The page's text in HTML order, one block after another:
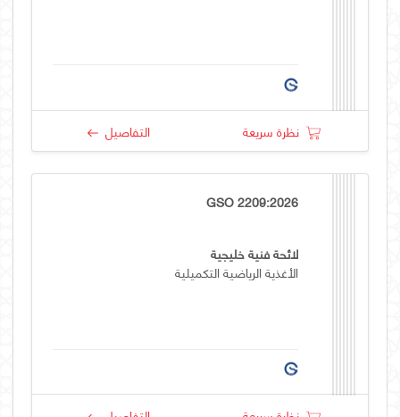
نظرة سريعة التفاصيل
GSO 2209:2026
لائحة فنية خليجية
الأغذية الرياضية التكميلية